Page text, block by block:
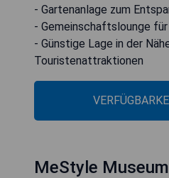
- Gartenanlage zum
- Gemeinschaftslounge
- Günstige Lage in der
Touristenattraktionen
MeStyle